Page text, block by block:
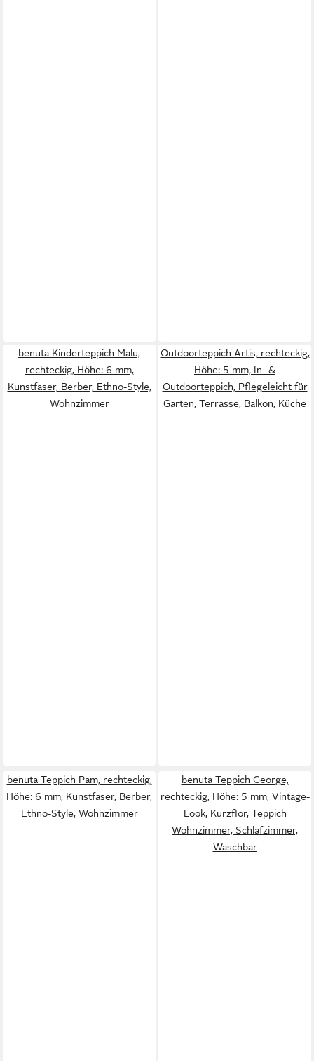
benuta Kinderteppich Malu,
rechteckig, Höhe: 6 mm,
Kunstfaser, Berber, Ethno-Style,
Wohnzimmer
Outdoorteppich Artis, rechteckig,
Höhe: 5 mm, In- &
Outdoorteppich, Pflegeleicht für
Garten, Terrasse, Balkon, Küche
benuta Teppich Pam, rechteckig,
Höhe: 6 mm, Kunstfaser, Berber,
Ethno-Style, Wohnzimmer
benuta Teppich George,
rechteckig, Höhe: 5 mm, Vintage-
Look, Kurzflor, Teppich
Wohnzimmer, Schlafzimmer,
Waschbar